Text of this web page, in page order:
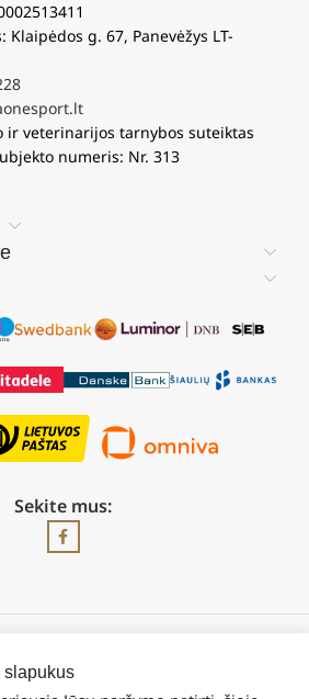
Klaipėdos g. 67, Panevėžys LT-
ir veterinarijos tarnybos suteiktas
numeris: Nr. 313
Sekite mus:
saugomos | UAB „Rilis“
slapukus